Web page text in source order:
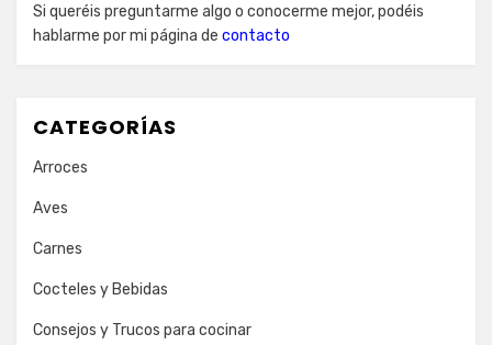
Si queréis preguntarme algo o conocerme mejor, podéis
hablarme por mi página de contacto
CATEGORÍAS
Arroces
Aves
Carnes
Cocteles y Bebidas
Consejos y Trucos para cocinar